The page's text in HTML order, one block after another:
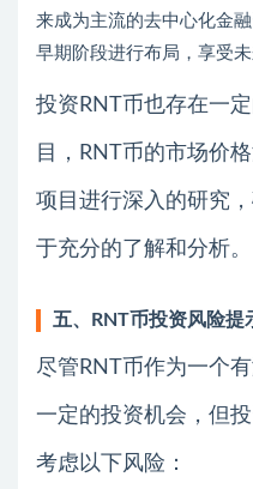
来成为主流的去中心化金
早期阶段进行布局，享受未
投资RNT币也存在一
目，RNT币的市场价
项目进行深入的研究
于充分的了解和分析。
五、RNT币投资风险提
尽管RNT币作为一个
一定的投资机会，但
考虑以下风险：